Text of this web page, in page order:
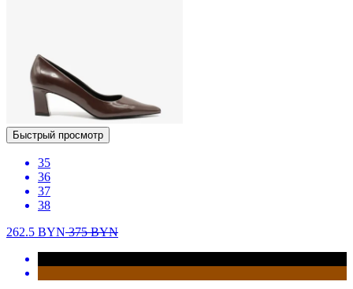
Быстрый просмотр
35
36
37
38
262.5 BYN375BYN